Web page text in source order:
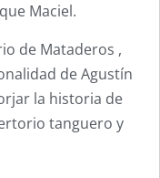
Maciel.
de Mataderos ,
de Agustín
la historia de
tanguero y